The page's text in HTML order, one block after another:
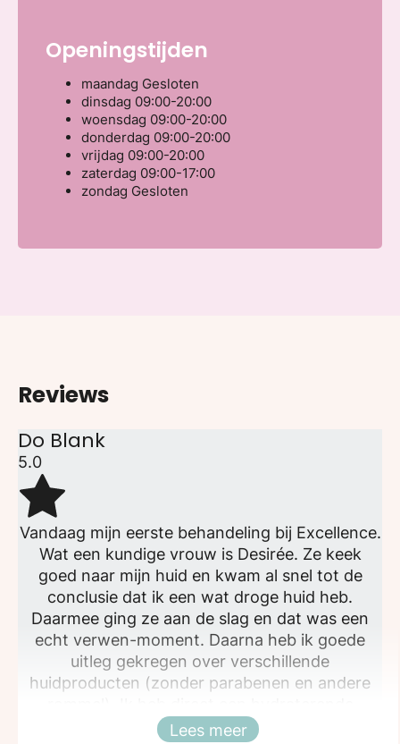
Openingstijden
maandag Gesloten
dinsdag 09:00-20:00
woensdag 09:00-20:00
donderdag 09:00-20:00
vrijdag 09:00-20:00
zaterdag 09:00-17:00
zondag Gesloten
Reviews
Do Blank
5.0
Vandaag mijn eerste behandeling bij Excellence.
Wat een kundige vrouw is Desirée. Ze keek
goed naar mijn huid en kwam al snel tot de
conclusie dat ik een wat droge huid heb.
Daarmee ging ze aan de slag en dat was een
echt verwen-moment. Daarna heb ik goede
uitleg gekregen over verschillende
huidproducten (zonder parabenen en andere
dagcrème meegenomen. Ik zie uit naar de
Sluiten
Lees meer